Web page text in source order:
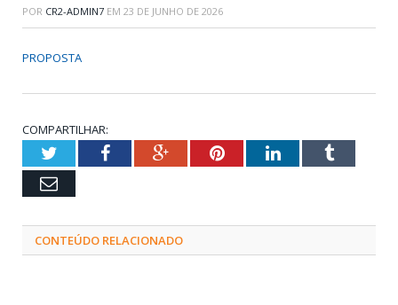
POR CR2-ADMIN7 EM 23 DE JUNHO DE 2026
PROPOSTA
COMPARTILHAR:
TwitterFacebookGoogle+PinterestLinkedInTumblr
Email
CONTEÚDO RELACIONADO